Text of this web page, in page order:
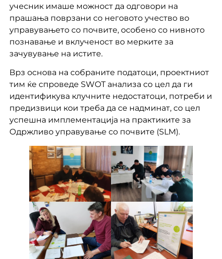
учесник имаше можност да одговори на
прашања поврзани со неговото учество во
управувањето со почвите, особено со нивното
познавање и вклученост во мерките за
зачувување на истите.
Врз основа на собраните податоци, проектниот
тим ќе спроведе SWOT анализа со цел да ги
идентификува клучните недостатоци, потреби и
предизвици кои треба да се надминат, со цел
успешна имплементација на практиките за
Одржливо управување со почвите (SLM).